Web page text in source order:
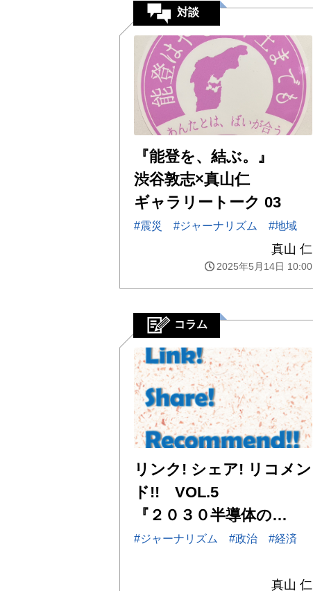
対談
『能登を、結ぶ。』
渋谷敦志×真山仁
ギャラリートーク 03
#震災 #ジャーナリズム #地域
真山 仁
2025年5月14日 10:00
コラム
リンク! シェア! リコメン
ド!! VOL.5
『２０３０半導体の…
#ジャーナリズム #政治 #経済
真山 仁